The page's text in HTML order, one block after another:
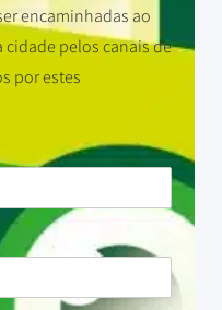
encaminhadas ao
pelos canais de
por estes